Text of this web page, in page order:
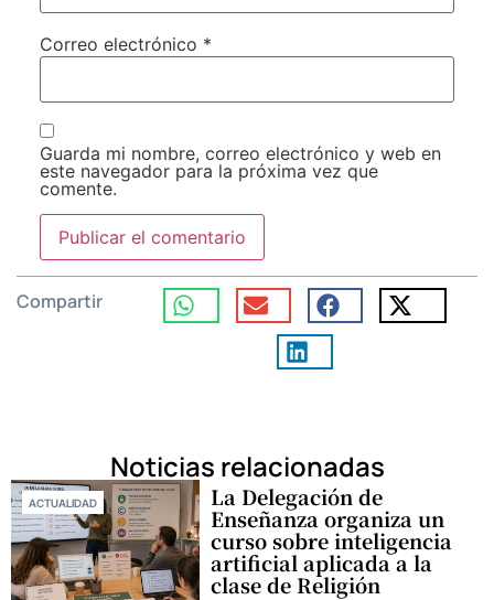
Correo electrónico *
Guarda mi nombre, correo electrónico y web en
este navegador para la próxima vez que
comente.
Compartir
Noticias relacionadas
ACTUALIDAD La Delegación de
Enseñanza organiza un
curso sobre inteligencia
artificial aplicada a la
clase de Religión